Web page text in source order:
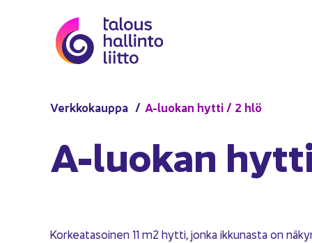
Verk­ko­kaup­pa A-​luokan hytti / 2 hlö
A-​luokan
Kor­kea­ta­soi­nen 11 m2 hytti, jonka ik­ku­nas­ta on